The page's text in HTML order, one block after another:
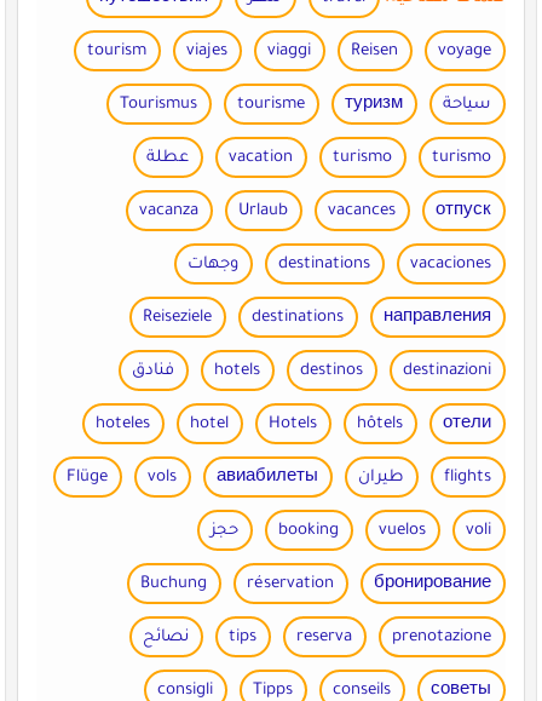
voyage
Reisen
viaggi
viajes
tourism
سياحة туризм
tourisme
Tourismus
turismo
turismo
vacation عطلة
отпуск
vacances
Urlaub
vacanza
vacaciones
destinations وجهات
направления
destinations
Reiseziele
destinazioni
destinos
hotels فنادق
отели
hôtels
Hotels
hotel
hoteles
flights طيران авиабилеты
vols
Flüge
voli
vuelos
booking حجز
бронирование
réservation
Buchung
prenotazione
reserva
tips نصائح
советы
conseils
Tipps
consigli